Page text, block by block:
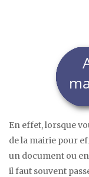
En effet, lorsque
de la mairie pour
un document ou
il faut souvent